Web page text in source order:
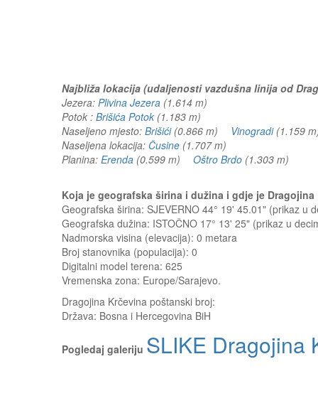
Najbliža lokacija (udaljenosti vazdušna linija od
Jezera: Plivina Jezera (1.614 m)
Potok : Brišića Potok (1.183 m)
Naseljeno mjesto: Brišići(0.866 m) Vinogradi(1.159
Naseljena lokacija: Čusine (1.707 m)
Planina: Erenda (0.599 m) Oštro Brdo (1.303 m)
Koja je geografska širina i dužina i gdje je
Geografska širina: SJEVERNO 44° 19' 45.01" (prikaz u
Geografska dužina: ISTOČNO 17° 13' 25" (prikaz u
Nadmorska visina (elevacija): 0 metara
Broj stanovnika (populacija): 0
Digitalni model terena: 625
Vremenska zona: Europe/Sarajevo.
Dragojina Krčevina poštanski broj:
Država: Bosna i Hercegovina BiH
Pogledaj galeriju SLIKE Dragojina